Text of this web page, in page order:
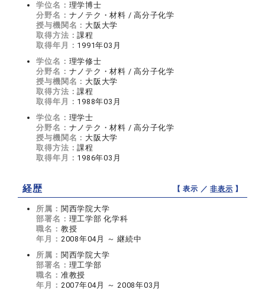
学位名： 理学博士
分野名： ナノテク・材料 / 高分子化学
授与機関名： 大阪大学
取得方法：課程
取得年月： 1991年03月
学位名： 理学修士
分野名： ナノテク・材料 / 高分子化学
授与機関名： 大阪大学
取得方法：課程
取得年月： 1988年03月
学位名： 理学士
分野名： ナノテク・材料 / 高分子化学
授与機関名： 大阪大学
取得方法：課程
取得年月： 1986年03月
経歴 【 表示 ／非表示 】
所属： 関西学院大学
部署名： 理工学部 化学科
職名： 教授
年月： 2008年04月 ～ 継続中
所属： 関西学院大学
部署名： 理工学部
職名： 准教授
年月： 2007年04月 ～ 2008年03月